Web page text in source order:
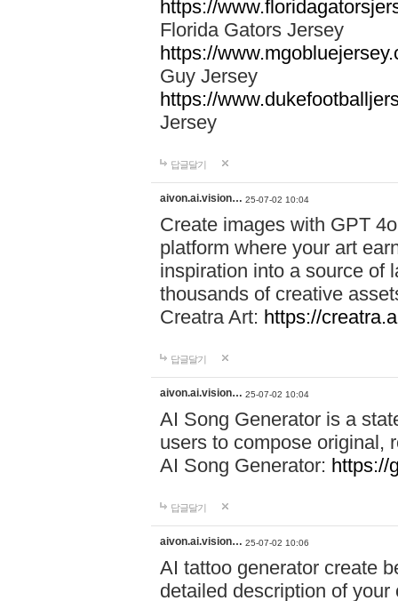
https://
Florida Gators Jersey
https://
Guy Jersey
https://
Jersey
답글달기
aivon.ai.vision… 25-07-02 10:04
Create images with GPT
platform where your art
inspiration into a source of
thousands of creative
Creatra Art: https://
답글달기
aivon.ai.vision… 25-07-02 10:04
AI Song Generator is a
users to compose original,
AI Song Generator: https://
답글달기
aivon.ai.vision… 25-07-02 10:06
AI tattoo generator create
detailed description of